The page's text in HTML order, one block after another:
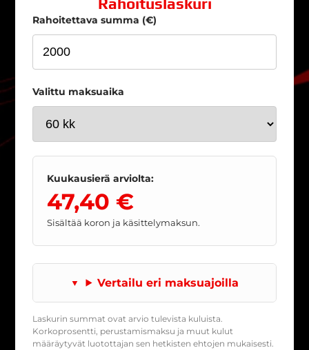
Rahoitettava summa (€)
Valittu maksuaika
Kuukausierä arviolta:
47,40 €
Sisältää koron ja käsittelymaksun.
Vertailu eri maksuajoilla
Laskurin summat ovat arvio tulevista kuluista.
Korkoprosentti, perustamismaksu ja muut kulut
määräytyvät luotottajan sen hetkisten ehtojen mukaisesti.